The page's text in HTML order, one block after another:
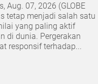
Aug. 07, 2026 (GLOBE
tetap menjadi salah satu
yang paling aktif
di dunia. Pergerakan
responsif terhadap...